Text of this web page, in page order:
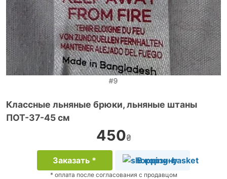
#9
Классные льняные брюки, льняные штаны
ПОТ-37-45 см
450₴
Заказать * В корзину
* оплата после согласования с продавцом